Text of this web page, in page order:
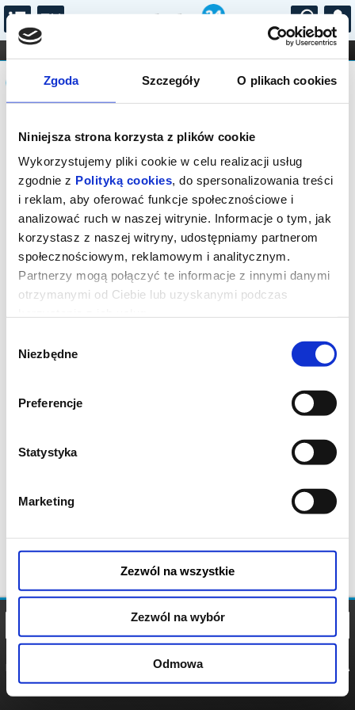
Zgoda Szczegóły O plikach cookies
Niniejsza strona korzysta z plików cookie
Wykorzystujemy pliki cookie w celu realizacji usług
zgodnie z Polityką cookies, do spersonalizowania treści
i reklam, aby oferować funkcje społecznościowe i
analizować ruch w naszej witrynie. Informacje o tym, jak
korzystasz z naszej witryny, udostępniamy partnerom
społecznościowym, reklamowym i analitycznym.
Partnerzy mogą połączyć te informacje z innymi danymi
otrzymanymi od Ciebie lub uzyskanymi podczas
zgody
Niezbędne
Preferencje
Statystyka
Marketing
Zezwól na wszystkie
Zezwól na wybór
Odmowa
...
FILHARMONIA OPERA I BALET
STAND-UP
DLA DZIECI
Komunikat
Sprzedaż biletów on-line na wydarzenie
została zakończona.
POLITYKA
POLITYKA